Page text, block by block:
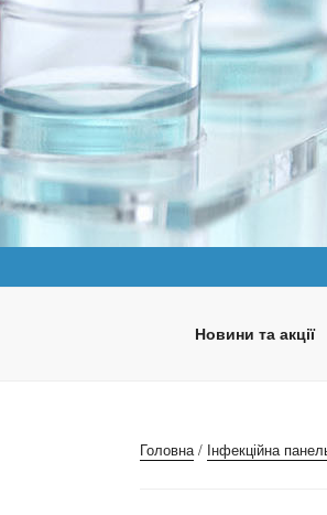
Перейти
Медична лабораторія
Новини та акції
Головна/ Інфекційна